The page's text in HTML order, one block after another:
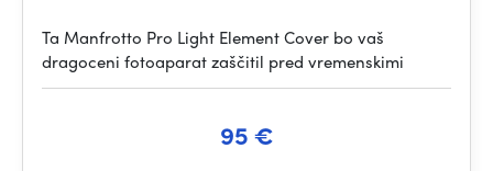
Ta Manfrotto Pro Light Element Cover bo vaš
dragoceni fotoaparat zaščitil pred vremenskimi
95 €